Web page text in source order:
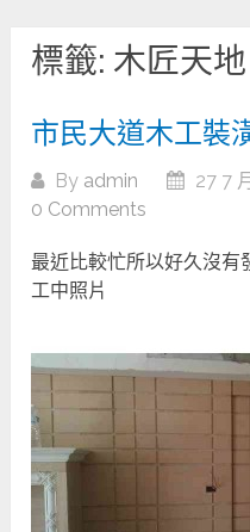
標籤: 木匠天
市民大道木工裝
By admin 27 7
0 Comments
最近比較忙所以好久沒有
工中照片